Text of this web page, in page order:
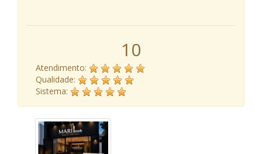
10
Atendimento:
Qualidade:
Sistema: